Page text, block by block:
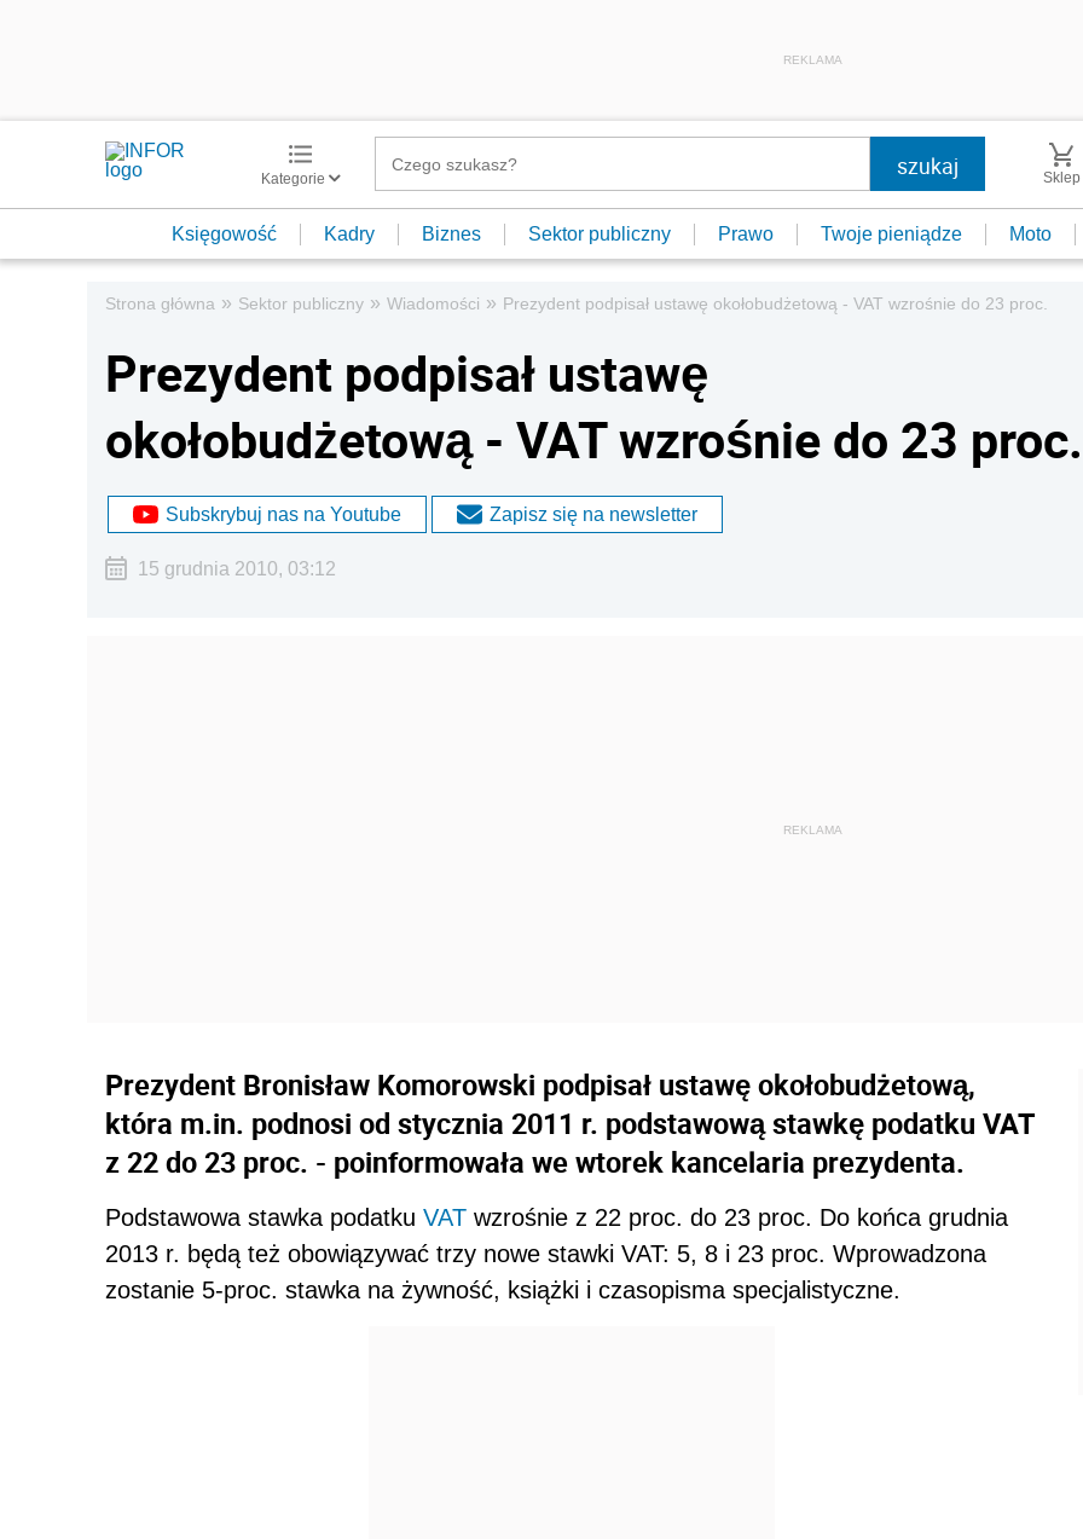
REKLAMA
Kategorie Sklep
Księgowość Kadry Biznes Sektor publiczny Prawo Twoje pieniądze Moto
Strona główna » Sektor publiczny » Wiadomości » Prezydent podpisał ustawę okołobudżetową - VAT wzrośnie do 23 proc.
Prezydent podpisał ustawę
okołobudżetową - VAT wzrośnie do 23 proc.
Subskrybuj nas na Youtube Zapisz się na newsletter
15 grudnia 2010, 03:12
Prezydent Bronisław Komorowski podpisał ustawę okołobudżetową,
która m.in. podnosi od stycznia 2011 r. podstawową stawkę podatku VAT
z 22 do 23 proc. - poinformowała we wtorek kancelaria prezydenta.
Podstawowa stawka podatku VAT wzrośnie z 22 proc. do 23 proc. Do końca grudnia
2013 r. będą też obowiązywać trzy nowe stawki VAT: 5, 8 i 23 proc. Wprowadzona
zostanie 5-proc. stawka na żywność, książki i czasopisma specjalistyczne.